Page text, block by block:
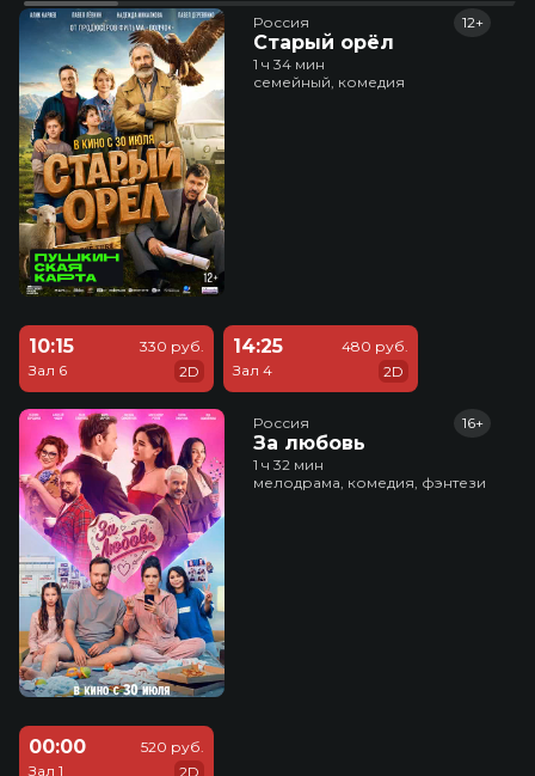
Россия
Старый орёл
12+
1 ч 34 мин
семейный, комедия
10:15
Зал 6
330 руб.
2D
14:25
Зал 4
480 руб.
2D
Россия
За любовь
16+
1 ч 32 мин
мелодрама, комедия, фэнтези
00:00
Зал 1
520 руб.
2D